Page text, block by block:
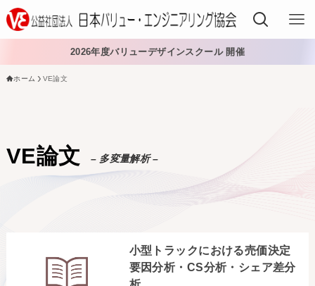
VEを導入する
日本VE協会について
2026年度バリューデザインスクール 開催
ホーム VE論文
VE論文 – 多変量解析 –
小型トラックにおける売価決定
要因分析・CS分析・シェア差分